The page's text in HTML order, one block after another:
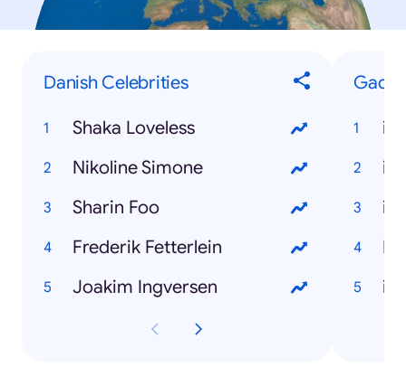
Danish Celebrities
Shaka Loveless
Nikoline Simone
Sharin Foo
Frederik Fetterlein
Joakim Ingversen